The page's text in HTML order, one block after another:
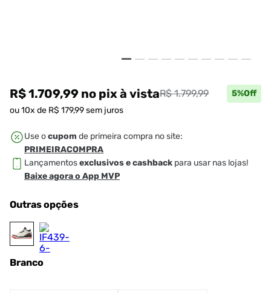
R$ 1.709,99 no pixà vistaR$ 1.799,99 5%Off
ou10x de R$ 179,99sem juros
Use ocupom de primeira compra no site:
PRIMEIRACOMPRA
Lançamentosexclusivos e cashback para usar nas lojas!
Baixe agora o App MVP
Outras opções
Branco